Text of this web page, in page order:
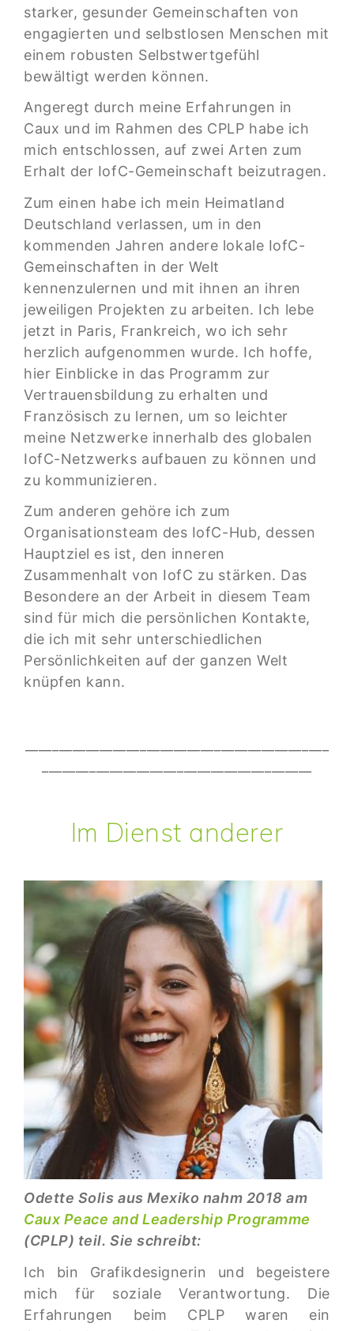
starker, gesunder Gemeinschaften von
engagierten und selbstlosen Menschen mit
einem robusten Selbstwertgefühl
bewältigt werden können.
Angeregt durch meine Erfahrungen in
Caux und im Rahmen des CPLP habe ich
mich entschlossen, auf zwei Arten zum
Erhalt der IofC-Gemeinschaft beizutragen.
Zum einen habe ich mein Heimatland
Deutschland verlassen, um in den
kommenden Jahren andere lokale IofC-
Gemeinschaften in der Welt
kennenzulernen und mit ihnen an ihren
jeweiligen Projekten zu arbeiten. Ich lebe
jetzt in Paris, Frankreich, wo ich sehr
herzlich aufgenommen wurde. Ich hoffe,
hier Einblicke in das Programm zur
Vertrauensbildung zu erhalten und
Französisch zu lernen, um so leichter
meine Netzwerke innerhalb des globalen
IofC-Netzwerks aufbauen zu können und
zu kommunizieren.
Zum anderen gehöre ich zum
Organisationsteam des IofC-Hub, dessen
Hauptziel es ist, den inneren
Zusammenhalt von IofC zu stärken. Das
Besondere an der Arbeit in diesem Team
sind für mich die persönlichen Kontakte,
die ich mit sehr unterschiedlichen
Persönlichkeiten auf der ganzen Welt
knüpfen kann.
Im Dienst anderer
Odette Solis aus Mexiko nahm 2018 am
Caux Peace and Leadership Programme
(CPLP) teil. Sie schreibt:
Ich bin Grafikdesignerin und begeistere
mich für soziale Verantwortung. Die
Erfahrungen beim CPLP waren ein